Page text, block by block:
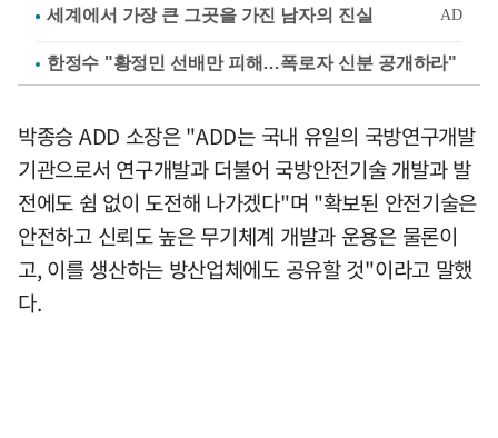
한정수 "황정민 선배만 피해…폭로자 신분 공개하라"
박종승 ADD 소장은 "ADD는 국내 유일의 국방연구개발
기관으로서 연구개발과 더불어 국방안전기술 개발과 발
전에도 쉼 없이 도전해 나가겠다"며 "확보된 안전기술은
안전하고 신뢰도 높은 무기체계 개발과 운용은 물론이
고, 이를 생산하는 방산업체에도 공유할 것"이라고 말했
다.